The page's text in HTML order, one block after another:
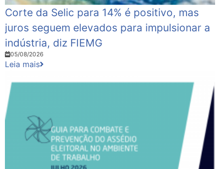
Corte da Selic para 14% é positivo, mas
juros seguem elevados para impulsionar a
indústria, diz FIEMG
05/08/2026
Leia mais